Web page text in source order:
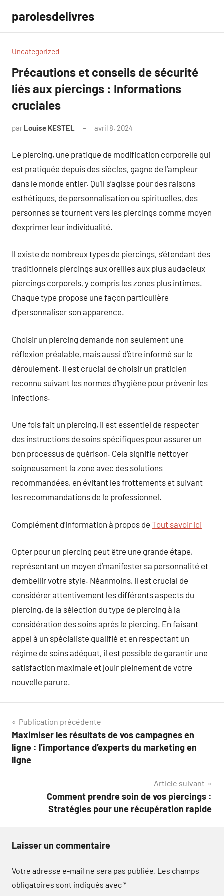
contenu
parolesdelivres
Uncategorized
Précautions et conseils de sécurité
liés aux piercings : Informations
cruciales
par Louise KESTEL avril 8, 2024
Le piercing, une pratique de modification corporelle qui
est pratiquée depuis des siècles, gagne de l’ampleur
dans le monde entier. Qu’il s’agisse pour des raisons
esthétiques, de personnalisation ou spirituelles, des
personnes se tournent vers les piercings comme moyen
d’exprimer leur individualité.
Il existe de nombreux types de piercings, s’étendant des
traditionnels piercings aux oreilles aux plus audacieux
piercings corporels, y compris les zones plus intimes.
Chaque type propose une façon particulière
d’personnaliser son apparence.
Choisir un piercing demande non seulement une
réflexion préalable, mais aussi d’être informé sur le
déroulement. Il est crucial de choisir un praticien
reconnu suivant les normes d’hygiène pour prévenir les
infections.
Une fois fait un piercing, il est essentiel de respecter
des instructions de soins spécifiques pour assurer un
bon processus de guérison. Cela signifie nettoyer
soigneusement la zone avec des solutions
recommandées, en évitant les frottements et suivant
les recommandations de le professionnel.
Complément d’information à propos de Tout savoir ici
Opter pour un piercing peut être une grande étape,
représentant un moyen d’manifester sa personnalité et
d’embellir votre style. Néanmoins, il est crucial de
considérer attentivement les différents aspects du
piercing, de la sélection du type de piercing à la
considération des soins après le piercing. En faisant
appel à un spécialiste qualifié et en respectant un
régime de soins adéquat, il est possible de garantir une
satisfaction maximale et jouir pleinement de votre
nouvelle parure.
Navigation
de
l’article
Publication précédente
Maximiser les résultats de vos campagnes en
ligne : l’importance d’experts du marketing en
ligne
Article suivant
Comment prendre soin de vos piercings :
Stratégies pour une récupération rapide
Laisser un commentaire
Votre adresse e-mail ne sera pas publiée. Les champs
obligatoires sont indiqués avec*